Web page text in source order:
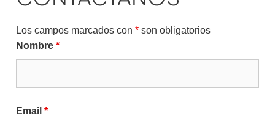
Los campos marcados con * son obligatorios
Nombre *
Email *